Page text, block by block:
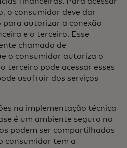
financeiras. Para acessar
o consumidor deve dar
para autorizar a conexão
e o terceiro. Esse
chamado de
o consumidor autoriza o
terceiro pode acessar esses
usufruir dos serviços
na implementação técnica
é um ambiente seguro no
podem ser compartilhados
consumidor tem a